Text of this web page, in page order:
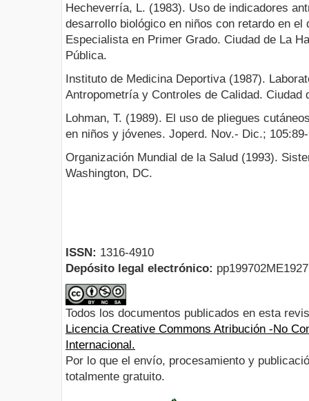
Hecheverría, L. (1983). Uso de indicadores
desarrollo biológico en niños con retardo en
Especialista en Primer Grado. Ciudad de La
Pública.
Instituto de Medicina Deportiva (1987).
Antropometría y Controles de Calidad. Ciudad
Lohman, T. (1989). El uso de pliegues
en niños y jóvenes. Joperd. Nov.- Dic.;
Organización Mundial de la Salud (1993).
Washington, DC.
ISSN: 1316-4910
Depósito legal electrónico:
Todos los documentos publicados en esta
Licencia Creative Commons Atribución -No
Internacional.
Por lo que el envío, procesamiento y
totalmente gratuito.